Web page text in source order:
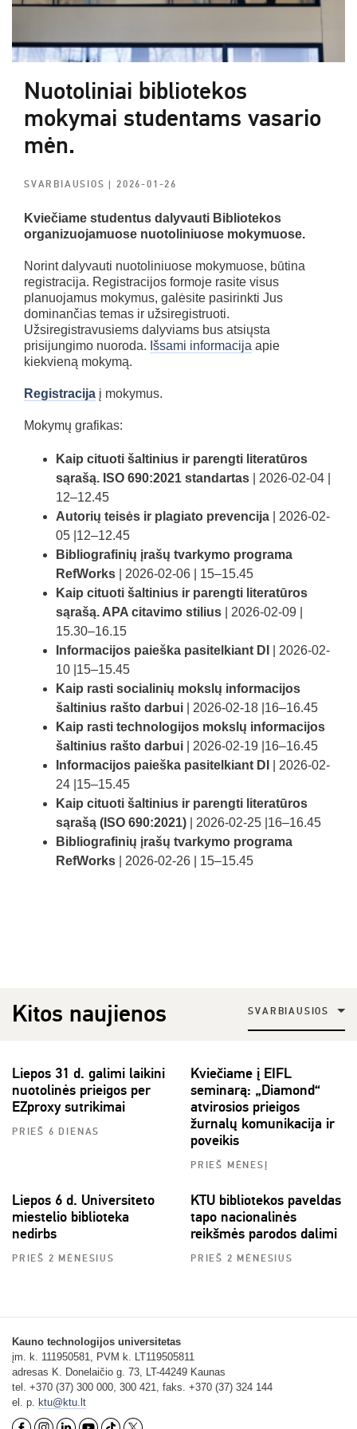
Nuotoliniai bibliotekos
mokymai studentams vasario
mėn.
SVARBIAUSIOS| 2026-01-26
Kviečiame studentus dalyvauti Bibliotekos
organizuojamuose nuotoliniuose mokymuose.
Norint dalyvauti nuotoliniuose mokymuose, būtina
registracija. Registracijos formoje rasite visus
planuojamus mokymus, galėsite pasirinkti Jus
dominančias temas ir užsiregistruoti.
Užsiregistravusiems dalyviams bus atsiųsta
prisijungimo nuoroda. Išsami informacija apie
kiekvieną mokymą.
Registracija į mokymus.
Mokymų grafikas:
Kaip cituoti šaltinius ir parengti literatūros
sąrašą. ISO 690:2021 standartas | 2026-02-04 |
12–12.45
Autorių teisės ir plagiato prevencija | 2026-02-
05 |12–12.45
Bibliografinių įrašų tvarkymo programa
RefWorks | 2026-02-06 | 15–15.45
Kaip cituoti šaltinius ir parengti literatūros
sąrašą. APA citavimo stilius | 2026-02-09 |
15.30–16.15
Informacijos paieška pasitelkiant DI
| 2026-02-
10 |15–15.45
Kaip rasti socialinių mokslų informacijos
šaltinius rašto darbui | 2026-02-18 |16–16.45
Kaip rasti technologijos mokslų informacijos
šaltinius rašto darbui | 2026-02-19 |16–16.45
Informacijos paieška pasitelkiant DI
| 2026-02-
24 |15–15.45
Kaip cituoti šaltinius ir parengti literatūros
sąrašą (ISO 690:2021) | 2026-02-25 |16–16.45
Bibliografinių įrašų tvarkymo programa
RefWorks | 2026-02-26 | 15–15.45
Kitos naujienos SVARBIAUSIOS
Liepos 31 d. galimi laikini
nuotolinės prieigos per
EZproxy sutrikimai
PRIEŠ 6 DIENAS
Kviečiame į EIFL
seminarą: „Diamond“
atvirosios prieigos
žurnalų komunikacija ir
poveikis
PRIEŠ MĖNESĮ
Liepos 6 d. Universiteto
miestelio biblioteka
nedirbs
PRIEŠ 2 MĖNESIUS
KTU bibliotekos paveldas
tapo nacionalinės
reikšmės parodos dalimi
PRIEŠ 2 MĖNESIUS
Kauno technologijos universitetas
įm. k. 111950581, PVM k. LT119505811
adresas K. Donelaičio g. 73, LT-44249 Kaunas
tel. +370 (37) 300 000, 300 421, faks. +370 (37) 324 144
el. p. ktu@ktu.lt